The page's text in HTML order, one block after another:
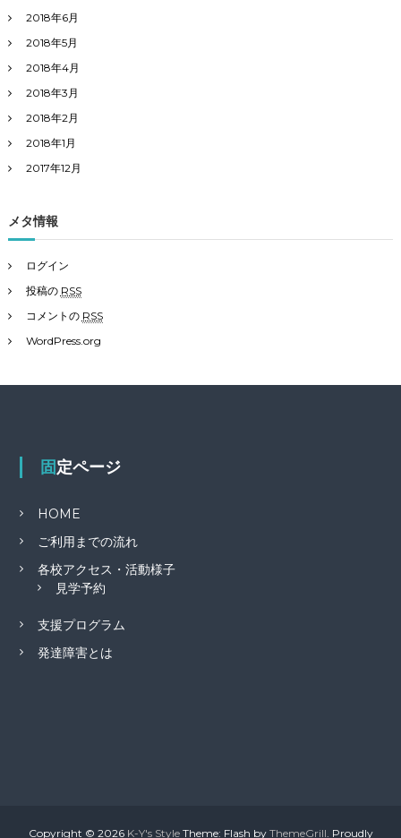
2018年6月
2018年5月
2018年4月
2018年3月
2018年2月
2018年1月
2017年12月
メタ情報
ログイン
投稿の RSS
コメントの RSS
WordPress.org
固定ページ
HOME
ご利用までの流れ
各校アクセス・活動様子
見学予約
支援プログラム
発達障害とは
Copyright © 2026 K-Y's StyleTheme: Flash by ThemeGrill . Proudly